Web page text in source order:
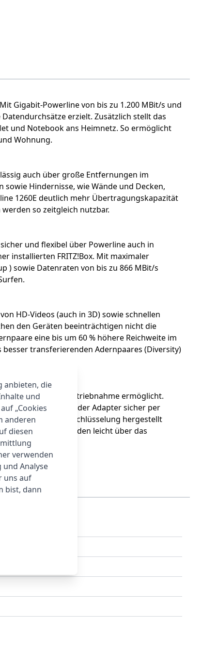
Gigabit-Powerline von bis zu 1.200 MBit/s und
erzielt. Zusätzlich stellt das
und Notebook ans Heimnetz. So ermöglicht
Wohnung.
auch über große Entfernungen im
Hindernisse, wie Wände und Decken,
1260E deutlich mehr Übertragungskapazität
so zeitgleich nutzbar.
und flexibel über Powerline auch in
installierten FRITZ!Box. Mit maximaler
) sowie Datenraten von bis zu 866 MBit/s
HD-Videos (auch in 3D) sowie schnellen
den Geräten beeinträchtigen nicht die
eine bis um 60 % höhere Reichweite im
transferierenden Adernpaares (Diversity)
sichere Inbetriebnahme ermöglicht.
Anschließend wird der Adapter sicher per
AES-128-Bit-Verschlüsselung hergestellt
Updates werden leicht über das
anbieten, die
und
„Cookies
anderen
diesen
verwenden
und Analyse
uns auf
bist, dann